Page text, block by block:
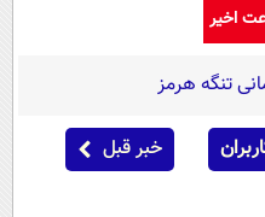
اخیر
خبر قبل